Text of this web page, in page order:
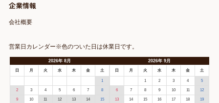
企業情報
会社概要
営業日カレンダー※色のついた日は休業日です。
2026年 8月
日 月 火 水 木 金 土
1
2 3 4 5 6 7 8
9 10 11 12 13 14 15
2026年9月
日 月 火 水 木 金 土
1 2 3 4 5
6 7 8 9 10 11 12
13 14 15 16 17 18 19